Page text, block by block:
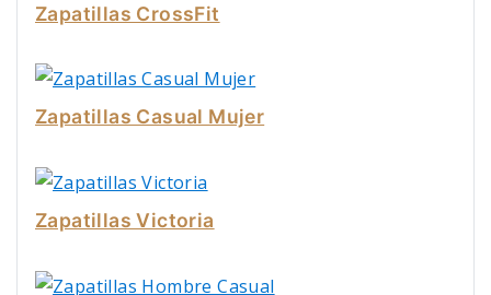
Zapatillas CrossFit
Zapatillas Casual Mujer
Zapatillas Victoria